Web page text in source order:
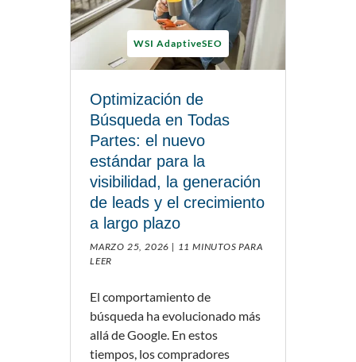
WSI AdaptiveSEO
Optimización de
Búsqueda en Todas
Partes: el nuevo
estándar para la
visibilidad, la generación
de leads y el crecimiento
a largo plazo
MARZO 25, 2026 | 11 MINUTOS PARA
LEER
El comportamiento de
búsqueda ha evolucionado más
allá de Google. En estos
tiempos, los compradores